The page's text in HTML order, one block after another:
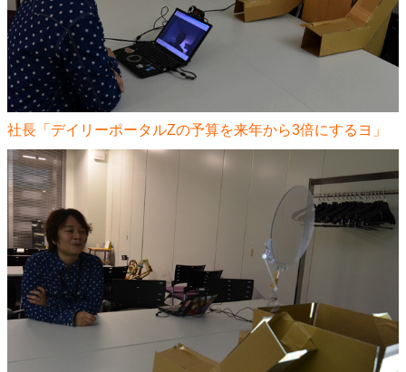
社長「デイリーポータルZの予算を来年から3倍にするヨ」